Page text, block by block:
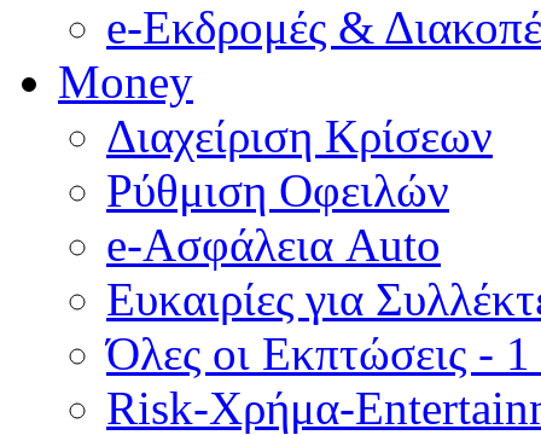
e-Εκδρομές &
Money
Διαχείριση Κρίσεων
Ρύθμιση Οφειλών
e-Ασφάλεια Auto
Ευκαιρίες για
Όλες οι Εκπτώσεις -
Risk-Χρήμα-